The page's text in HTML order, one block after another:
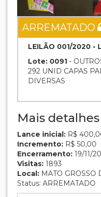
ARREMATADO
LEILÃO 001/2020 -
Lote: 0091 -
292 UNID CAPAS
DIVERSAS
Mais
Lance inicial: R$
Incremento: R$ 50,00
Encerramento: 19/11/
Visitas: 1893
Local: MATO GROSSO
Status: ARREMATADO